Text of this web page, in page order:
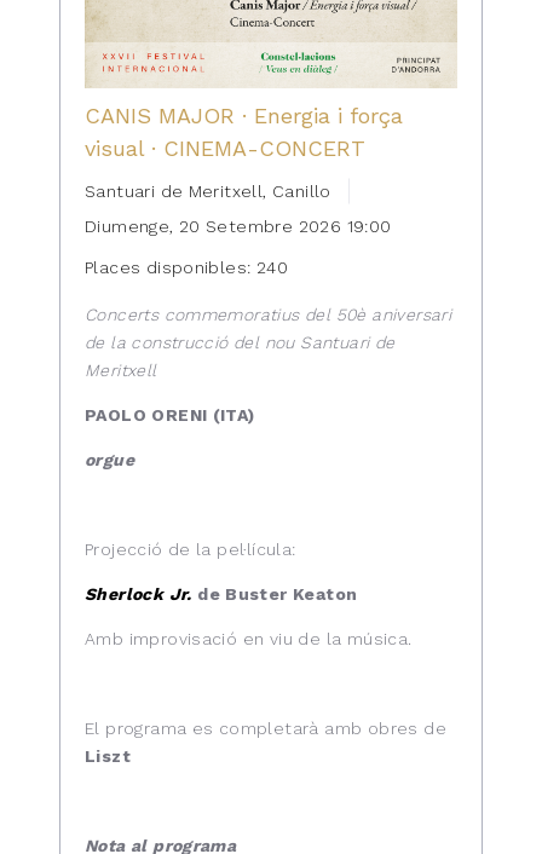
CANIS MAJOR · Energia i força
visual · CINEMA-CONCERT
Santuari de Meritxell, Canillo
Diumenge, 20 Setembre 2026 19:00
Places disponibles: 240
Concerts commemoratius del 50è aniversari
de la construcció del nou Santuari de
Meritxell
PAOLO ORENI (ITA)
orgue
Projecció de la pel·lícula:
Sherlock Jr. de Buster Keaton
Amb improvisació en viu de la música.
El programa es completarà amb obres de
Liszt
Nota al programa